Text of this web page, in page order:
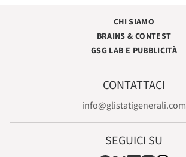
CHI SIAMO
BRAINS & CONTEST
GSG LAB E PUBBLICITÀ
CONTATTACI
info@glistatigenerali.com
SEGUICI SU